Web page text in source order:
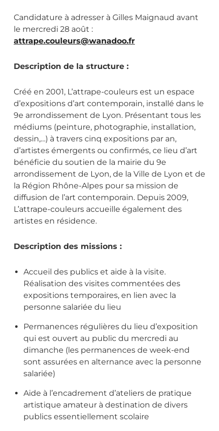
Candidature à adresser à Gilles Maignaud avant
le mercredi 28 août :
attrape.couleurs@wanadoo.fr
Description de la structure :
Créé en 2001, L’attrape-couleurs est un espace
d’expositions d’art contemporain, installé dans le
9e arrondissement de Lyon. Présentant tous les
médiums (peinture, photographie, installation,
dessin,…) à travers cinq expositions par an,
d’artistes émergents ou confirmés, ce lieu d’art
bénéficie du soutien de la mairie du 9e
arrondissement de Lyon, de la Ville de Lyon et de
la Région Rhône-Alpes pour sa mission de
diffusion de l’art contemporain. Depuis 2009,
L’attrape-couleurs accueille également des
artistes en résidence.
Description des missions :
Accueil des publics et aide à la visite.
Réalisation des visites commentées des
expositions temporaires, en lien avec la
personne salariée du lieu
Permanences régulières du lieu d’exposition
qui est ouvert au public du mercredi au
dimanche (les permanences de week-end
sont assurées en alternance avec la personne
salariée)
Aide à l’encadrement d’ateliers de pratique
artistique amateur à destination de divers
publics essentiellement scolaire